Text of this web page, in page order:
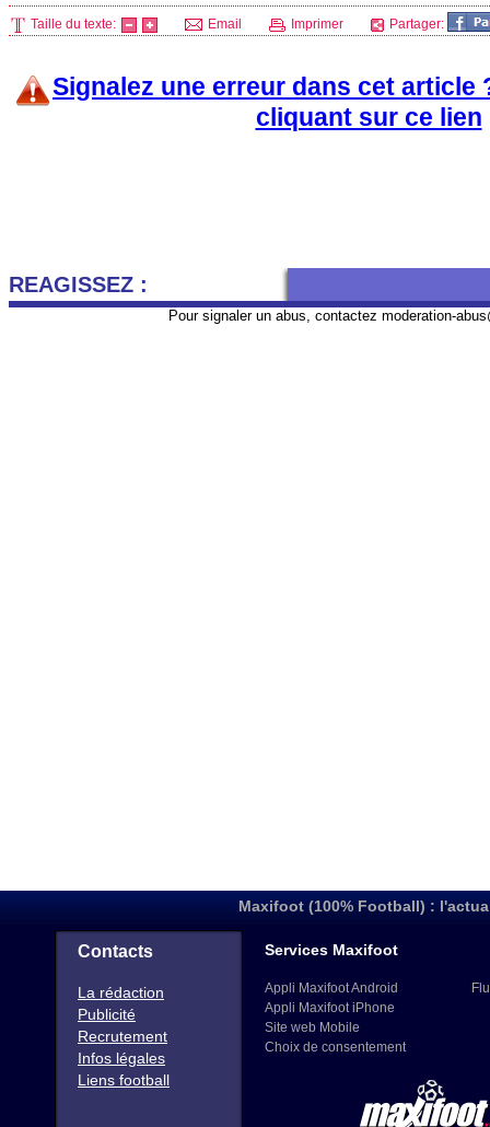
Taille du texte: Email Imprimer Partager:
Signalez une erreur dans cet article
cliquant sur ce lien
REAGISSEZ :
Pour signaler un abus, contactez moderation-
Maxifoot (100% Football) :
Contacts
La rédaction
Publicité
Recrutement
Infos légales
Liens football
Services Maxifoot
Appli Maxifoot Android
Appli Maxifoot iPhone
Site web Mobile
Choix de consentement